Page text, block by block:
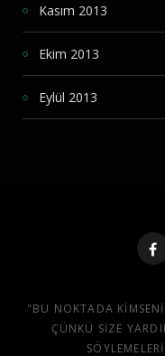
Kasım 2013
Ekim 2013
Eylül 2013
"BU NOKTADA
ÇÜNKÜ SIZE